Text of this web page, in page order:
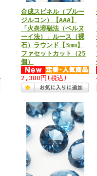
合成スピネル（ブルー
ジルコン）【AAA】
「火炎溶融法（ベルヌ
ーイ法）」ルース（裸
石）ラウンド【3mm】
ファセットカット（25
個）
2,380円 (税込)